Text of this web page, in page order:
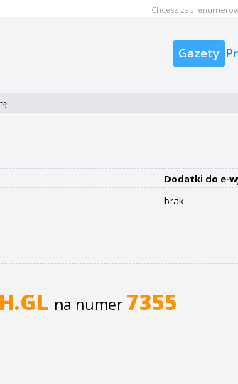
Gazety
Chcesz
Dodatki do e-
brak
na numer 7355